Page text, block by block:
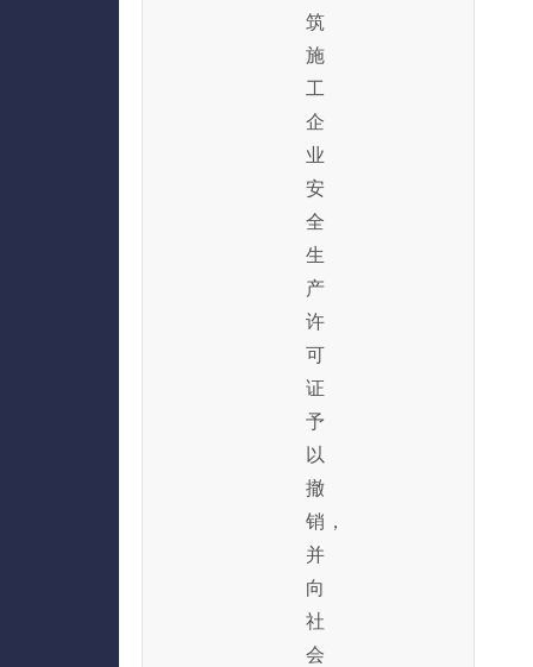
筑
施
工
企
业
安
全
生
产
许
可
证
予
以
撤
销，
并
向
社
会